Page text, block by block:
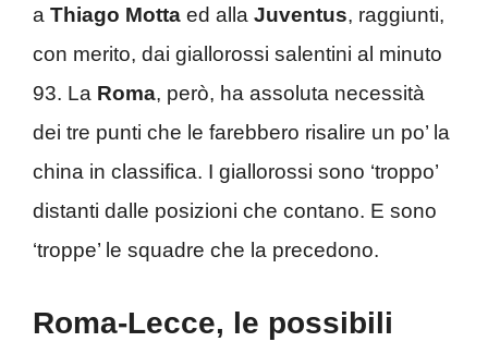
a Thiago Motta ed alla Juventus, raggiunti,
con merito, dai giallorossi salentini al minuto
93. La Roma, però, ha assoluta necessità
dei tre punti che le farebbero risalire un po’ la
china in classifica. I giallorossi sono ‘troppo’
distanti dalle posizioni che contano. E sono
‘troppe’ le squadre che la precedono.
Roma-Lecce, le possibili